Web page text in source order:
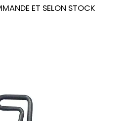
ET SELON STOCK